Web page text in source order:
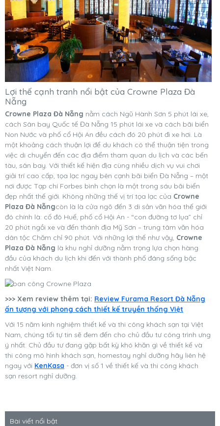
Lợi thế cạnh tranh nổi bật của Crowne Plaza Đà
Nẵng
Crowne Plaza Đà Nẵng nằm cách Ngũ Hành Sơn 5 phút lái xe,
cách Sân bay Quốc tế Đà Nẵng 15 phút lái xe và cách bãi biển
Non Nước và phố cổ Hội An đều cách đó 20 phút đi xe hơi. Là
một khoảng cách thuận lợi để du khách có thể thuận tiện trong
việc di chuyển đến các địa điểm tham quan du lịch và các bến
tàu, sân bay. Với thiết kế hiện địa cùng nhiều dịch vụ vui chơi
giải trí cao cấp, tọa lạc ngay bên cạnh bãi biển Đà Nẵng – một
nơi được Tạp chí Forbes bình chọn là một trong sáu bãi biển
đẹp nhất thế giới. Không những thế vị trí tọa lạc của Crowne
Plaza Đà Nẵngcòn là là cửa ngõ đến 3 di sản văn hóa thế giới
đó chính là: cố đô Huế, phố cổ Hội An - “con đường tơ lụa” chỉ
20 phút ngồi xe và đến thánh địa Mỹ Sơn – trung tâm văn hóa
dân tộc Chăm chỉ 90 phút. Với những lợi thế như vậy, Crowne
Plaza Đà Nẵng là khu nghỉ dưỡng nằm trọng lựa chọn hàng
đầu của khách du lịch khi đến với thành phố đáng sống bậc
nhất Việt Nam.
>>> Xem review thêm tại: Review Furama Resort Đà Nẵng
ấn tượng với phong cách thiết kế truyền thống Việt
Với 15 năm kinh nghiệm thiết kế và thi công khách sạn tại Việt
Nam, chúng tối tự tin sẽ đem đến cho chủ đầu tư công trình ưng
ý nhất. Chủ đầu tư đang gặp bất kỳ khó khăn gì về thiết kế và
thi công mô hình khách sạn, homestay nghỉ dưỡng hãy liên hệ
ngay với KenKasa - đơn vị số 1 về thiết kế và thi công khách
sạn resort nghỉ dưỡng.
Bài viết nổi bật